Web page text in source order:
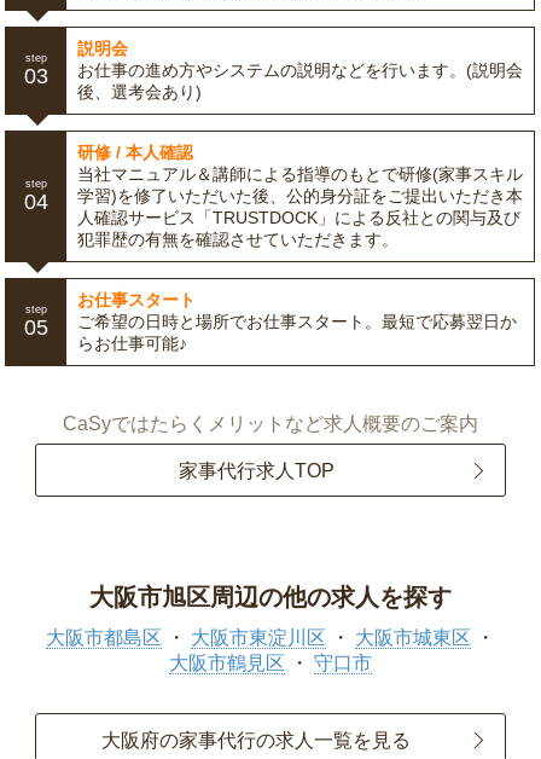
step
03
説明会
お仕事の進め方やシステムの説明などを行います。(説明会
後、選考会あり)
step
04
研修 / 本人確認
当社マニュアル＆講師による指導のもとで研修(家事スキル
学習)を修了いただいた後、公的身分証をご提出いただき本
人確認サービス「TRUSTDOCK」による反社との関与及び
犯罪歴の有無を確認させていただきます。
step
05
お仕事スタート
ご希望の日時と場所でお仕事スタート。最短で応募翌日か
らお仕事可能♪
CaSyではたらくメリットなど求人概要のご案内
家事代行求人TOP
大阪市旭区周辺の他の求人を探す
大阪市都島区 大阪市東淀川区
大阪市城東区
大阪市鶴見区
守口市
大阪府の家事代行の求人一覧を見る